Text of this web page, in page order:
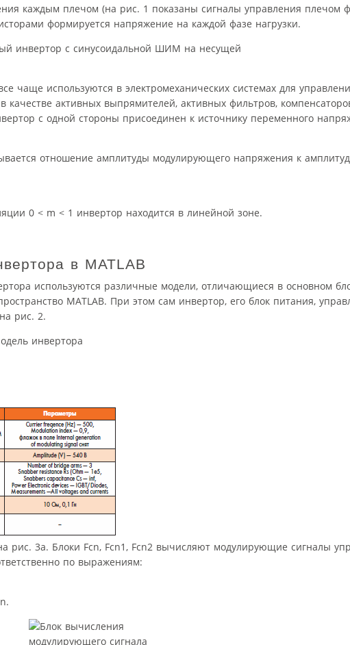
каждым плечом (на рис. 1 показаны сигналы управления плечом
формируется напряжение на каждой фазе нагрузки.
чаще используются в электромеханических системах для
качестве активных выпрямителей, активных фильтров,
с одной стороны присоединен к источнику переменного
отношение амплитуды модулирующего напряжения к
0 < m < 1 инвертор находится в линейной зоне.
в MATLAB
используются различные модели, отличающиеся в основном
MATLAB. При этом сам инвертор, его блок питания,
рис. 2.
рис. 3а. Блоки Fcn, Fcn1, Fcn2 вычисляют модулирующие сигналы
по выражениям: